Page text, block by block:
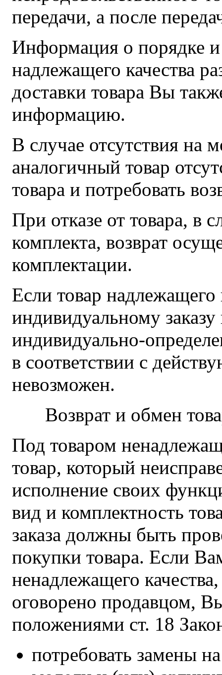
передачи, а после
Информация о порядке и
надлежащего качества
доставки товара Вы
информацию.
В случае отсутствия на
аналогичный товар
товара и потребовать
При отказе от товара, в
комплекта, возврат
комплектации.
Если товар надлежащего
индивидуальному заказу
индивидуально-
в соответствии с
невозможен.
Возврат и обмен
Под товаром
товар, который
исполнение своих
вид и комплектность
заказа должны быть
покупки товара. Если
ненадлежащего
оговорено продавцом,
положениями ст. 18
потребовать замены